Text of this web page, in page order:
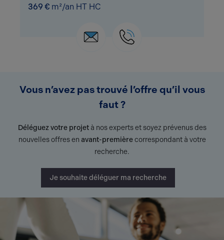
369 € m²/an HT HC
Vous n’avez pas trouvé l’offre qu’il vous
faut ?
Déléguez votre projetà nos experts et soyez prévenus des
nouvelles offres en avant-premièrecorrespondant à votre
recherche.
Je souhaite déléguer ma recherche